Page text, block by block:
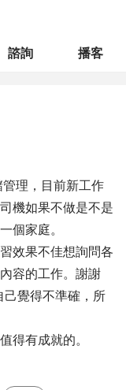
諮詢 播客
理，目前新工作
機如果不做是不是
個家庭。
效果不佳想詢問各
容的工作。謝謝
覺得不準確，所
得有成就的。